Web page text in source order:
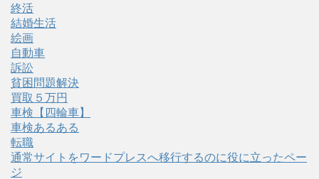
終活
結婚生活
絵画
自動車
訴訟
貧困問題解決
買取５万円
車検【四輪車】
車検あるある
転職
通常サイトをワードプレスへ移行するのに役に立ったペー
ジ